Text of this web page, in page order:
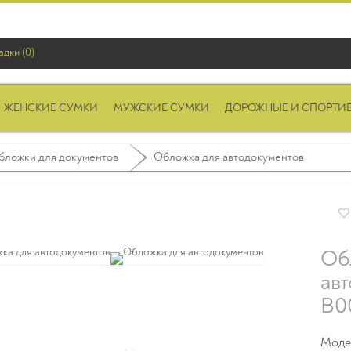
(0)
ЖЕНСКИЕ СУМКИ МУЖСКИЕ СУМКИ ДОРОЖНЫЕ И
для документов Обложка для автодокументов